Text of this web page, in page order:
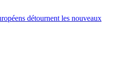
détournent les nouveaux